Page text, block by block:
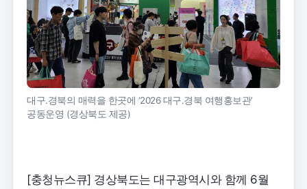
대구․경북의 매력을 한곳에 ‘2026 대구․경북 여행홍보관’
공동운영 (경상북도 제공)
[충청뉴스큐] 경상북도는 대구광역시와 함께 6월